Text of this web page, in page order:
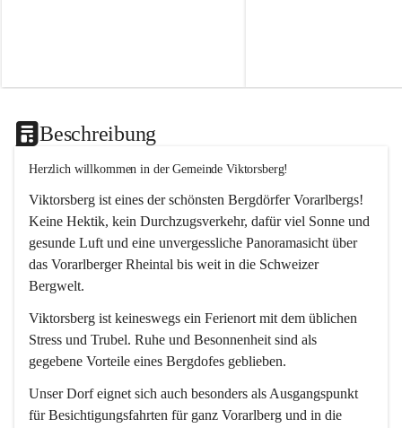
Beschreibung
Herzlich willkommen in der Gemeinde Viktorsberg!
Viktorsberg ist eines der schönsten Bergdörfer Vorarlbergs!
Keine Hektik, kein Durchzugsverkehr, dafür viel Sonne und
gesunde Luft und eine unvergessliche Panoramasicht über
das Vorarlberger Rheintal bis weit in die Schweizer
Bergwelt.
Viktorsberg ist keineswegs ein Ferienort mit dem üblichen
Stress und Trubel. Ruhe und Besonnenheit sind als
gegebene Vorteile eines Bergdofes geblieben.
Unser Dorf eignet sich auch besonders als Ausgangspunkt
für Besichtigungsfahrten für ganz Vorarlberg und in die